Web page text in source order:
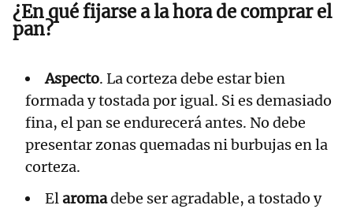
¿En qué fijarse a la hora de comprar el
pan?
Aspecto. La corteza debe estar bien
formada y tostada por igual. Si es demasiado
fina, el pan se endurecerá antes. No debe
presentar zonas quemadas ni burbujas en la
corteza.
Elaromadebe ser agradable, a tostado y